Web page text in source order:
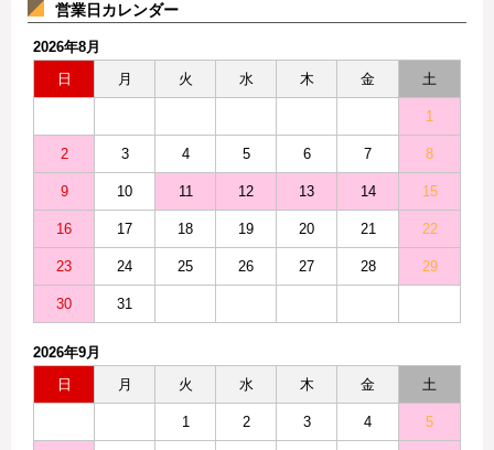
営業日カレンダー
2026年8月
日
月 火 水 木 金 土
1
2 3 4 5 6 7 8
9 10 11 12 13 14 15
16 17 18 19 20 21 22
23 24 25 26 27 28 29
30 31
2026年9月
日
月 火 水 木 金 土
1 2 3 4 5